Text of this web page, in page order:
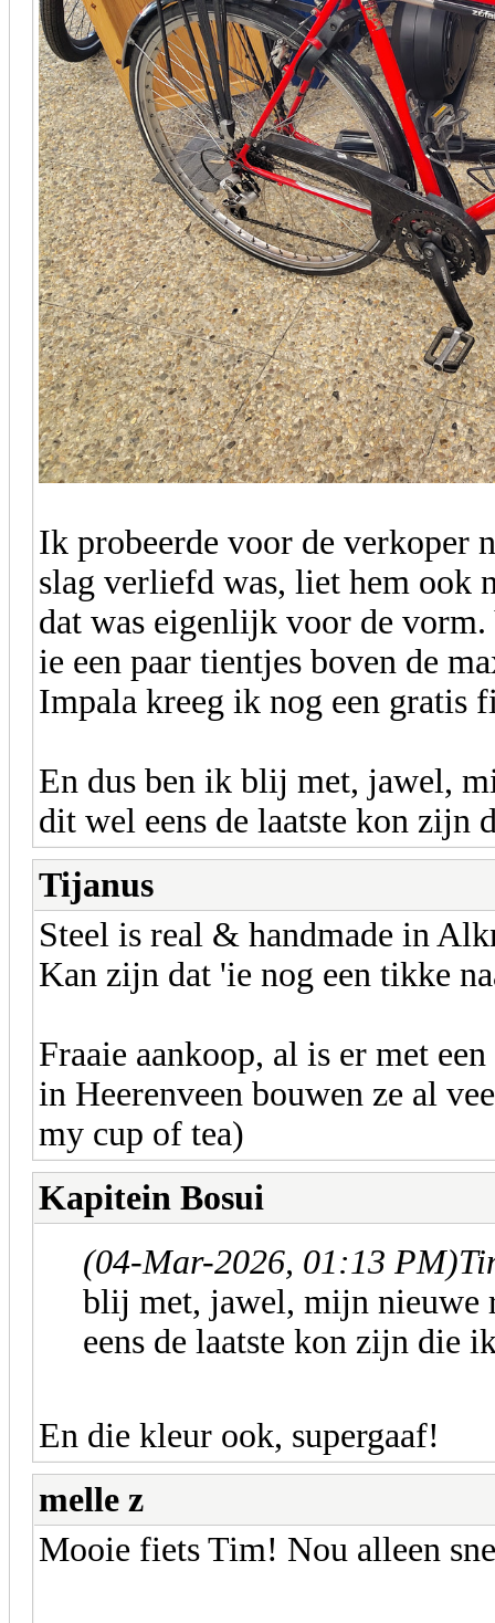
Ik probeerde voor de verkoper
slag verliefd was, liet hem ook
dat was eigenlijk voor de
ie een paar tientjes boven de
Impala kreeg ik nog een
En dus ben ik blij met, jawel,
dit wel eens de laatste kon
Tijanus
Steel is real & handmade in
Kan zijn dat 'ie nog een tikke
Fraaie aankoop, al is er met een
in Heerenveen bouwen ze al
my cup of tea)
Kapitein Bosui
(04-Mar-2026, 01:13 PM)
blij met, jawel, mijn
eens de laatste kon zijn die
En die kleur ook, supergaaf!
melle z
Mooie fiets Tim! Nou alleen